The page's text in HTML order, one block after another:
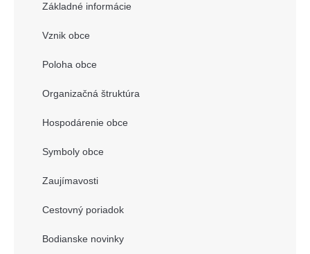
Základné informácie
Vznik obce
Poloha obce
Organizačná štruktúra
Hospodárenie obce
Symboly obce
Zaujímavosti
Cestovný poriadok
Bodianske novinky